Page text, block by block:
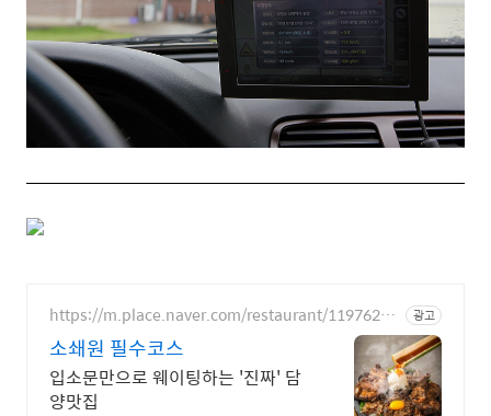
https://m.place.naver.com/restaurant/11976233 광고
소쇄원 필수코스
입소문만으로 웨이팅하는 '진짜' 담
양맛집